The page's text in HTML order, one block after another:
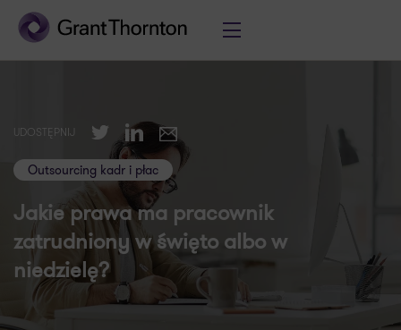
UDOSTĘPNIJ TwitterLinkedIn
E-mail
Outsourcing kadr i płac
Jakie prawa ma pracownik
zatrudniony w święto albo w
niedzielę?